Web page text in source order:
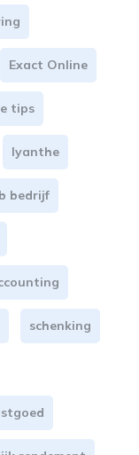
Exact Online
tips
lyanthe
bedrijf
schenking